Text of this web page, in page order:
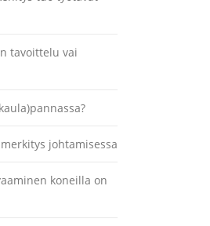
tavoittelu vai
johtamisessa
koneilla on